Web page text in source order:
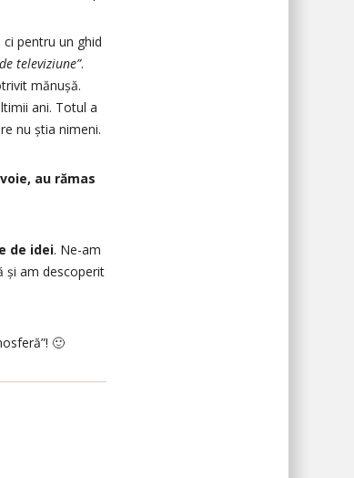
pentru un ghid
televiziune”.
mănușă.
ani. Totul a
nu știa nimeni.
au rămas
de idei. Ne-am
și am descoperit
🙂